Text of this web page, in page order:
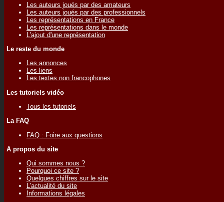
Les auteurs joués par des amateurs
Les auteurs joués par des professionnels
Les représentations en France
Les représentations dans le monde
L'ajout d'une représentation
Le reste du monde
Les annonces
Les liens
Les textes non francophones
Les tutoriels vidéo
Tous les tutoriels
La FAQ
FAQ : Foire aux questions
A propos du site
Qui sommes nous ?
Pourquoi ce site ?
Quelques chiffres sur le site
L'actualité du site
Informations légales